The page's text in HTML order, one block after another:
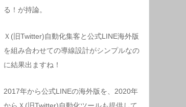
る！が持論。
Ｘ(旧Twitter)自動化集客と公式LINE海外版
を組み合わせての導線設計がシンプルなの
に結果出ますね！
2017年から公式LINEの海外版を、2020年